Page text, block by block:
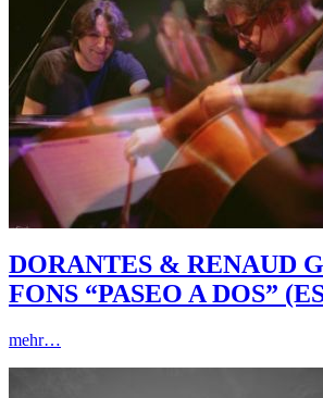
DORANTES & RENAUD
FONS “PASEO A DOS”
mehr…